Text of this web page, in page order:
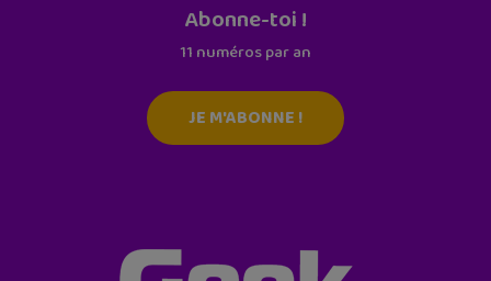
Abonne-toi !
11 numéros par an
JE M'ABONNE !